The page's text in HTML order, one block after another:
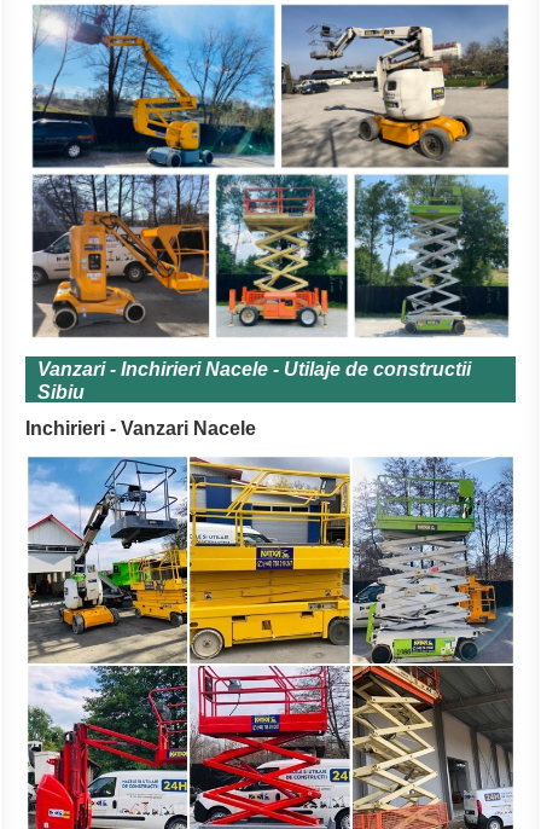
Vanzari - Inchirieri Nacele - Utilaje de constructii
Sibiu
Inchirieri - Vanzari Nacele